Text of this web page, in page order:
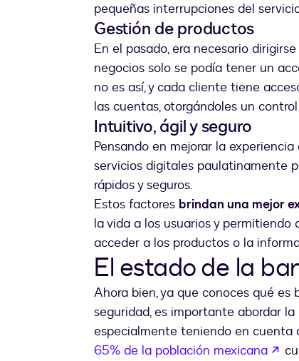
pequeñas interrupciones del
Gestión de productos
En el pasado, era necesario
negocios solo se podía tener un
no es así, y cada cliente tiene
las cuentas, otorgándoles un
Intuitivo, ágil y seguro
Pensando en mejorar la
servicios digitales paulatinamente
rápidos y seguros.
Estos factores brindan una mejor
la vida a los usuarios y
acceder a los productos o la
El estado de la
Ahora bien, ya que conoces qué
seguridad, es importante abordar
especialmente teniendo en cuenta
65% de la población mexicana